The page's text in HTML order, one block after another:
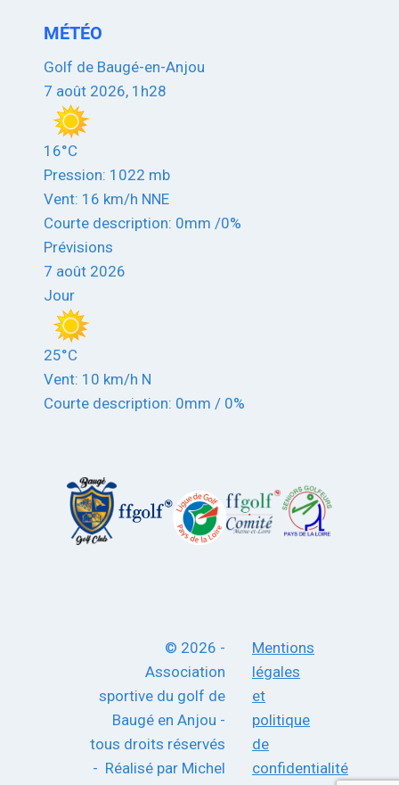
MÉTÉO
Golf de Baugé-en-Anjou
7 août 2026, 1h28
16°C
Pression: 1022 mb
Vent: 16 km/h NNE
Courte description: 0mm /0%
Prévisions
7 août 2026
Jour
25°C
Vent: 10 km/h N
Courte description: 0mm / 0%
© 2026 -
Association
sportive du golf de
Baugé en Anjou -
tous droits réservés
- Réalisé par Michel
Mentions
légales
et
politique
de
confidentialité